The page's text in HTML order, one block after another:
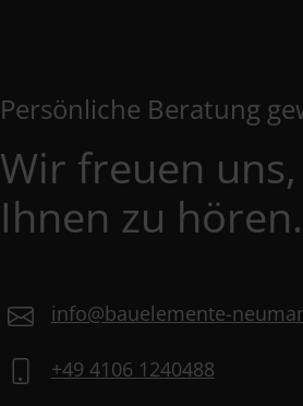
Persönliche Beratung
Wir freuen
Ihnen zu hören.
info@bauelemente-
+49 4106 1240488